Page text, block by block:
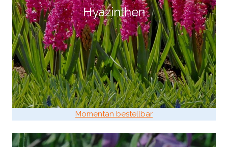
Hyazinthen
Momentan bestellbar